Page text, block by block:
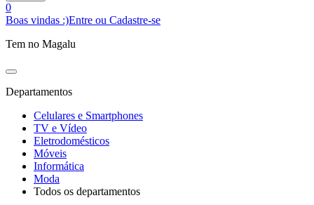
0
Boas vindas :)Entre ou Cadastre-se
Tem no Magalu
Departamentos
Celulares e Smartphones
TV e Vídeo
Eletrodomésticos
Móveis
Informática
Moda
Todos os departamentos